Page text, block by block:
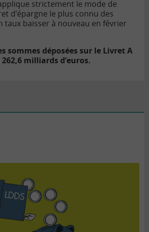
strictement le mode de
d’épargne le plus connu des
taux baisser à nouveau en février
sommes déposées sur le Livret A
milliards d’euros.